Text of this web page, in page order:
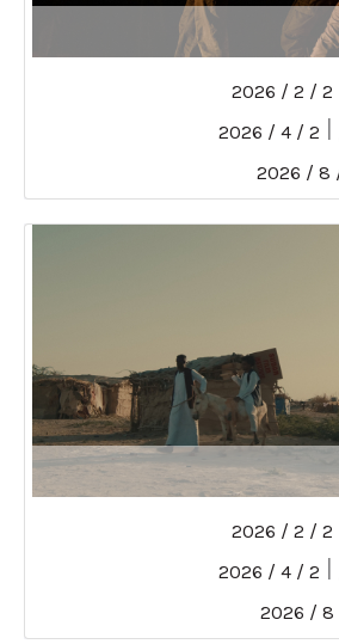
2 / 2 / 2026
2 / 4 / 2026
2 / 2 / 2026
2 / 4 / 2026